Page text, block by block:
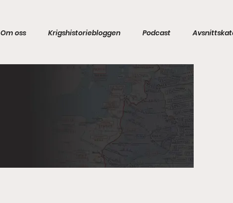
Om oss Krigshistoriebloggen Podcast